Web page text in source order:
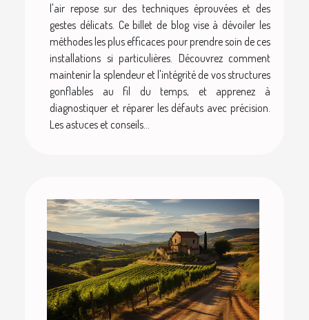
l'air repose sur des techniques éprouvées et des
gestes délicats. Ce billet de blog vise à dévoiler les
méthodes les plus efficaces pour prendre soin de ces
installations si particulières. Découvrez comment
maintenir la splendeur et l'intégrité de vos structures
gonflables au fil du temps, et apprenez à
diagnostiquer et réparer les défauts avec précision.
Les astuces et conseils...